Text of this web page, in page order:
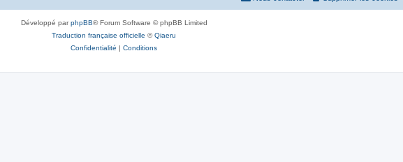
Développé parphpBB® Forum Software © phpBB Limited
Traduction française officielle ©Qiaeru
Confidentialité | Conditions